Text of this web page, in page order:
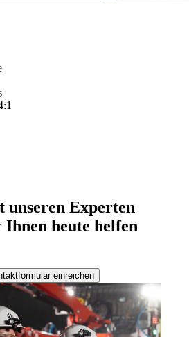
unseren Experten
heute helfen
einreichen